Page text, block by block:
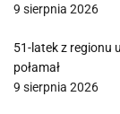
9 sierpnia 2026
51-latek z regionu
połamał
9 sierpnia 2026